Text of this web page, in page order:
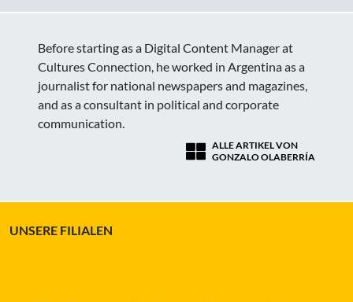
Before starting as a Digital Content Manager at
Cultures Connection, he worked in Argentina as a
journalist for national newspapers and magazines,
and as a consultant in political and corporate
communication.
ALLE ARTIKEL VON
GONZALO OLABERRÍA
UNSERE FILIALEN